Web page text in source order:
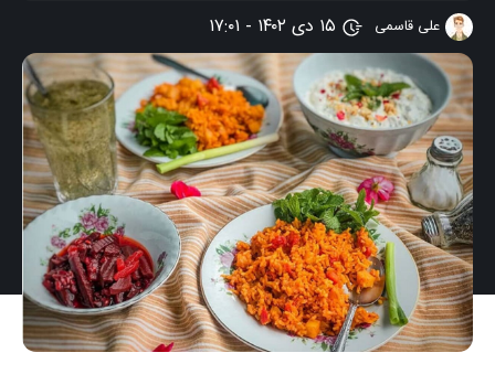
علی قاسمی
۱۵ دی ۱۴۰۲ - ۱۷:۰۱